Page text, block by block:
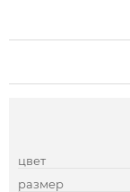
цвет
размер